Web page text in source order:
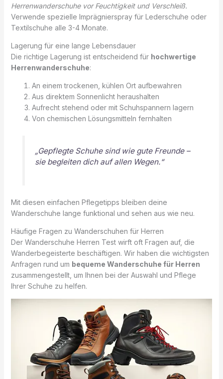
Herrenwanderschuhe vor Feuchtigkeit und Verschleiß.
Verwende spezielle Imprägnierspray für Lederschuhe oder
Textilschuhe alle 3-4 Monate.
Lagerung für eine lange Lebensdauer
Die richtige Lagerung ist entscheidend für hochwertige
Herrenwanderschuhe:
An einem trockenen, kühlen Ort aufbewahren
Aus direktem Sonnenlicht heraushalten
Aufrecht stehend oder mit Schuhspannern lagern
Von chemischen Lösungsmitteln fernhalten
„Gepflegte Schuhe sind wie gute Freunde –
sie begleiten dich auf allen Wegen.“
Mit diesen einfachen Pflegetipps bleiben deine
Wanderschuhe lange funktional und sehen aus wie neu.
Häufige Fragen zu Wanderschuhen für Herren
Der Wanderschuhe Herren Test wirft oft Fragen auf, die
Wanderbegeisterte beschäftigen. Wir haben die wichtigsten
Anfragen rund um bequeme Wanderschuhe für Herren
zusammengestellt, um Ihnen bei der Auswahl und Pflege
Ihrer Schuhe zu helfen.